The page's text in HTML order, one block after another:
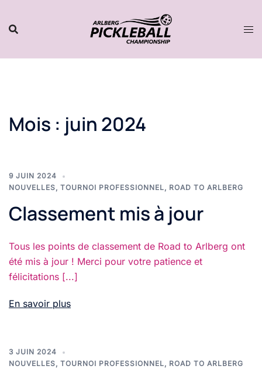
contenu
Mois : juin 2024
9 JUIN 2024
NOUVELLES, TOURNOI PROFESSIONNEL, ROAD TO ARLBERG
Classement mis à jour
Tous les points de classement de Road to Arlberg ont
été mis à jour ! Merci pour votre patience et
félicitations [...]
En savoir plus
3 JUIN 2024
NOUVELLES, TOURNOI PROFESSIONNEL, ROAD TO ARLBERG